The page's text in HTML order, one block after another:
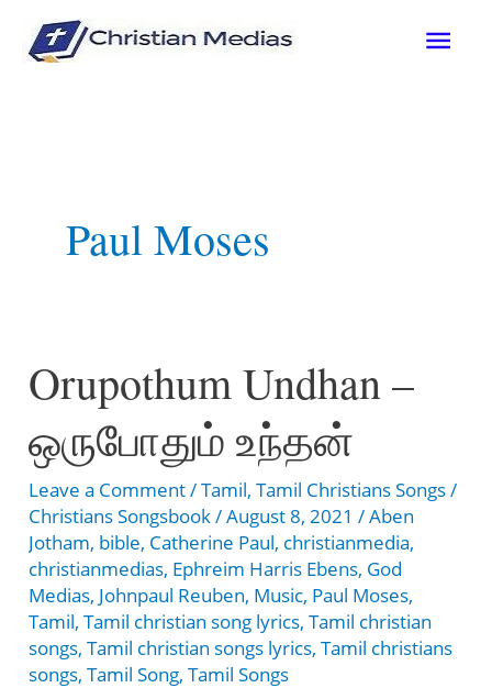
Paul Moses
Orupothum Undhan –
ஒருபோதும் உந்தன்
Leave a Comment/Tamil,Tamil Christians Songs/
Christians Songsbook/August 8, 2021/Aben
Jotham, bible, Catherine Paul, christianmedia,
christianmedias, Ephreim Harris Ebens, God
Medias, Johnpaul Reuben, Music, Paul Moses,
Tamil,Tamil christian song lyrics,Tamil christian
songs,Tamil christian songs lyrics,Tamil christians
songs,Tamil Song,Tamil Songs